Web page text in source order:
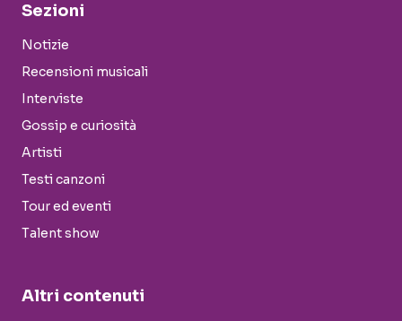
Sezioni
Notizie
Recensioni musicali
Interviste
Gossip e curiosità
Artisti
Testi canzoni
Tour ed eventi
Talent show
Altri contenuti